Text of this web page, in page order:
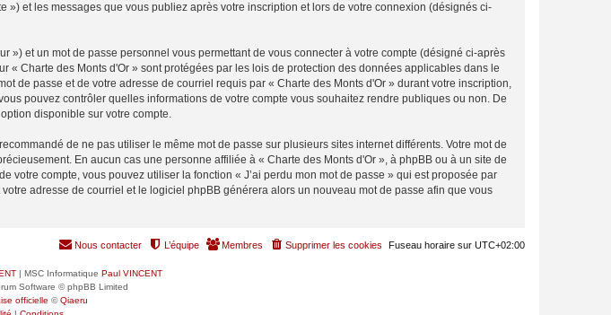
») et les messages que vous publiez après votre inscription et lors de votre connexion (désignés ci-
et un mot de passe personnel vous permettant de vous connecter à votre compte (désigné ci-après
Charte des Monts d'Or » sont protégées par les lois de protection des données applicables dans le
de passe et de votre adresse de courriel requis par « Charte des Monts d'Or » durant votre inscription,
pouvez contrôler quelles informations de votre compte vous souhaitez rendre publiques ou non. De
disponible sur votre compte.
de ne pas utiliser le même mot de passe sur plusieurs sites internet différents. Votre mot de
En aucun cas une personne affiliée à « Charte des Monts d'Or », à phpBB ou à un site de
compte, vous pouvez utiliser la fonction « J’ai perdu mon mot de passe » qui est proposée par
adresse de courriel et le logiciel phpBB générera alors un nouveau mot de passe afin que vous
Fuseau horaire sur UTC+02:00
Supprimer les cookies
Membres
L’équipe
Nous contacter
| MSC Informatique Paul VINCENT
Software © phpBB Limited
officielle ©Qiaeru